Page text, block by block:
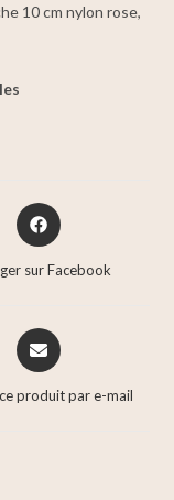
10 cm nylon rose,
sur Facebook
produit par e-mail